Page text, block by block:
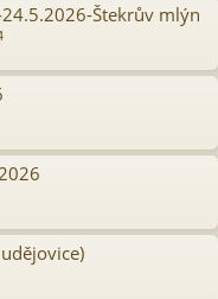
Štekrův mlýn